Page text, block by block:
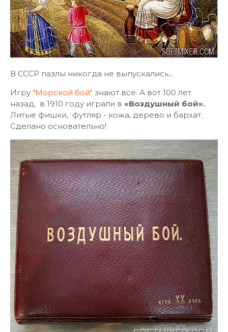
В СССР пазлы никогда не выпускались...
Игру "Морской бой" знают все. А вот 100 лет
назад, в 1910 году играли в «Воздушный бой».
Литые фишки, футляр - кожа, дерево и бархат.
Сделано основательно!